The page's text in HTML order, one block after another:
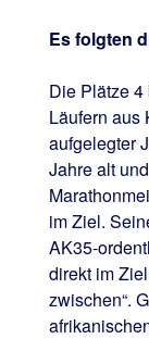
Es folgten
Die Plätze
Läufern aus
aufgelegter
Jahre alt
im Ziel.
AK35-
direkt im
zwischen“.